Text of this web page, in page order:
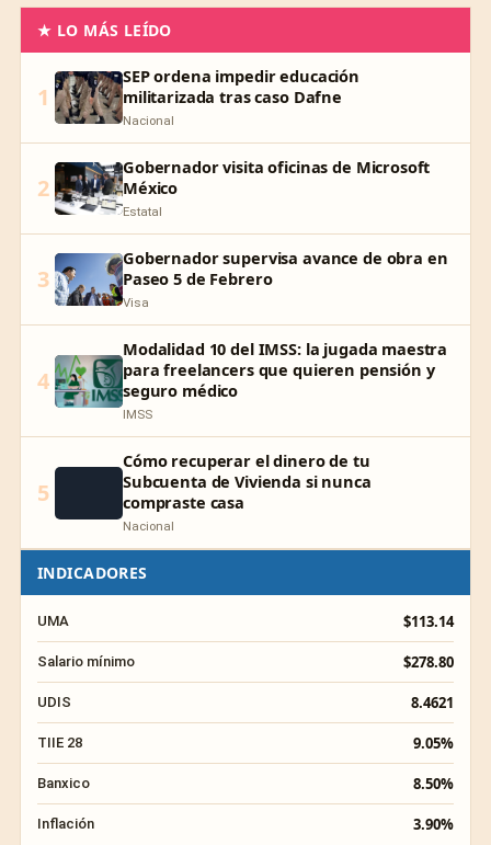
★ LO MÁS LEÍDO
1
SEP ordena impedir educación
militarizada tras caso Dafne
Nacional
2
Gobernador visita oficinas de Microsoft
México
Estatal
3
Gobernador supervisa avance de obra en
Paseo 5 de Febrero
Visa
4
Modalidad 10 del IMSS: la jugada maestra
para freelancers que quieren pensión y
seguro médico
IMSS
5
Cómo recuperar el dinero de tu
Subcuenta de Vivienda si nunca
compraste casa
Nacional
INDICADORES
UMA $113.14
Salario mínimo $278.80
UDIS 8.4621
TIIE 28 9.05%
Banxico 8.50%
Inflación 3.90%